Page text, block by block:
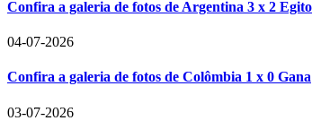
Confira a galeria de fotos de Argentina 3 x 2 Egito
04-07-2026
Confira a galeria de fotos de Colômbia 1 x 0 Gana
03-07-2026